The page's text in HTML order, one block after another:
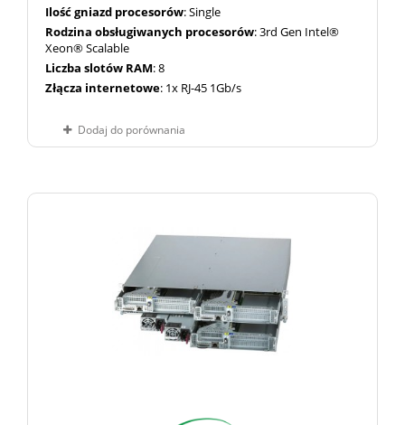
Ilość gniazd procesorów: Single
Rodzina obsługiwanych procesorów: 3rd Gen Intel®
Xeon® Scalable
Liczba slotów RAM: 8
Złącza internetowe: 1x RJ-45 1Gb/s
Dodaj do porównania